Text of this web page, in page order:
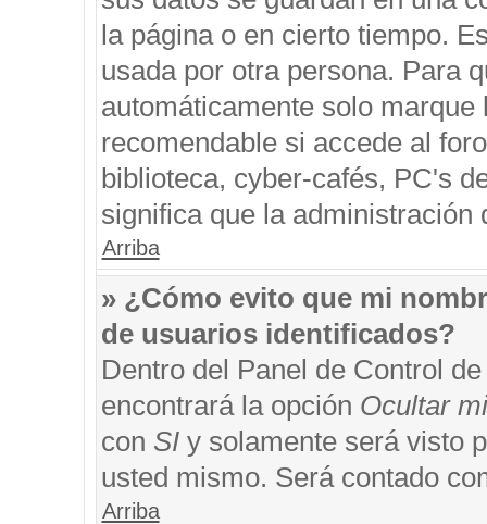
la página o en cierto tiempo.
usada por otra persona. Para
automáticamente solo
recomendable si accede al
biblioteca, cyber-cafés, PC's
significa que la administración
Arriba
» ¿Cómo evito que mi
de usuarios identificados?
Dentro del Panel de Control
encontrará la opción Ocultar
con SIy solamente será visto
usted mismo. Será contado
Arriba